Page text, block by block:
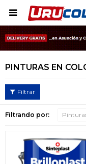

PINTURAS EN
Filtrando por: